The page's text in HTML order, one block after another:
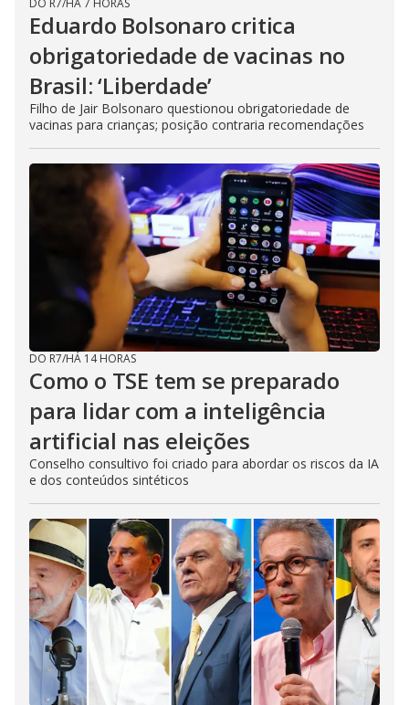
DO R7/HÁ 7 HORAS
Eduardo Bolsonaro critica
obrigatoriedade de vacinas no
Brasil: ‘Liberdade’
Filho de Jair Bolsonaro questionou obrigatoriedade de
vacinas para crianças; posição contraria recomendações
DO R7/HÁ 14 HORAS
Como o TSE tem se preparado
para lidar com a inteligência
artificial nas eleições
Conselho consultivo foi criado para abordar os riscos da IA
e dos conteúdos sintéticos